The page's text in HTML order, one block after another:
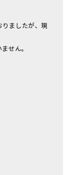
ましたが、現
せん。